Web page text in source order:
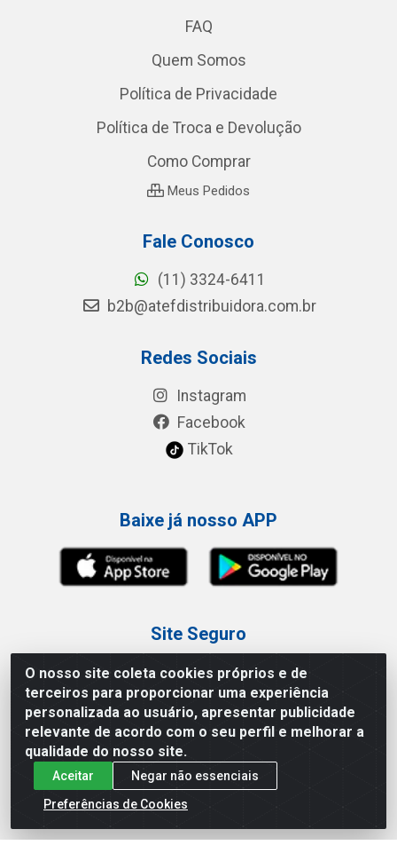
O nosso site coleta cookies próprios e de
terceiros para proporcionar uma experiência
personalizada ao usuário, apresentar publicidade
relevante de acordo com o seu perfil e melhorar a
qualidade do nosso site.
Aceitar
Negar não essenciais
Preferências de Cookies
FAQ
Quem Somos
Política de Privacidade
Política de Troca e Devolução
Como Comprar
Meus Pedidos
Fale Conosco
(11) 3324-6411
b2b@atefdistribuidora.com.br
Redes Sociais
Instagram
Facebook
TikTok
Baixe já nosso APP
Site Seguro
Loja / Showroom
Tel.: (11) 3227-0546
Av Vautier, 587/597 - Pari - São Paulo/SP